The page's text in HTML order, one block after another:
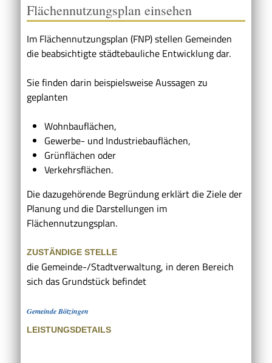
Flächennutzungsplan einsehen
Im Flächennutzungsplan (FNP) stellen Gemeinden
die beabsichtigte städtebauliche Entwicklung dar.
Sie finden darin beispielsweise Aussagen zu
geplanten
Wohnbauflächen,
Gewerbe- und Industriebauflächen,
Grünflächen oder
Verkehrsflächen.
Die dazugehörende Begründung erklärt die Ziele der
Planung und die Darstellungen im
Flächennutzungsplan.
ZUSTÄNDIGE STELLE
die Gemeinde-/Stadtverwaltung, in deren Bereich
sich das Grundstück befindet
Gemeinde Bötzingen
LEISTUNGSDETAILS